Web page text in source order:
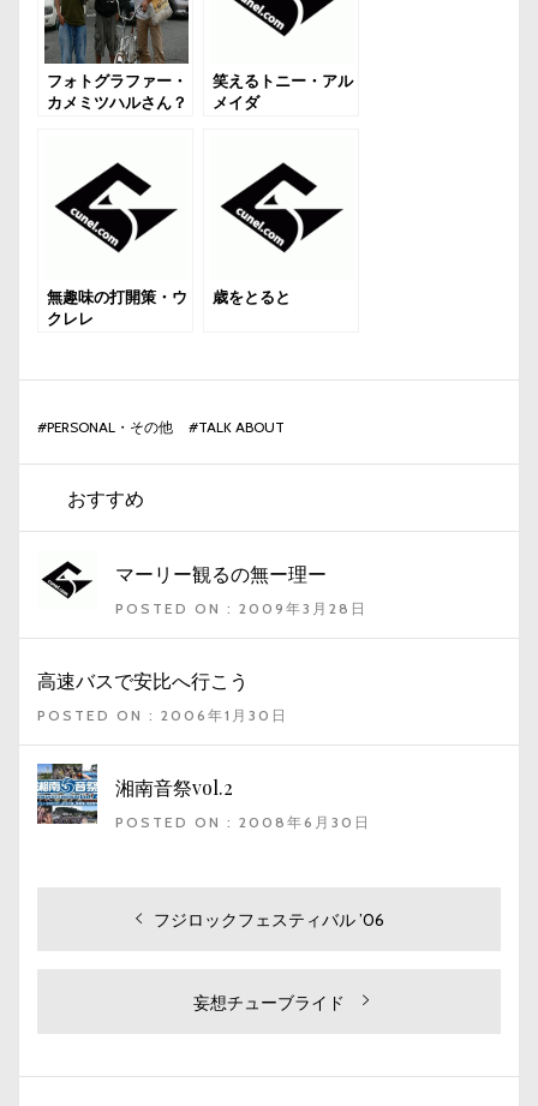
フォトグラファー・
カメミツハルさん？
笑えるトニー・アル
メイダ
無趣味の打開策・ウ
クレレ
歳をとると
#PERSONAL・その他 #TALK ABOUT
おすすめ
マーリー観るの無ー理ー
POSTED ON : 2009年3月28日
高速バスで安比へ行こう
POSTED ON : 2006年1月30日
湘南音祭vol.2
POSTED ON : 2008年6月30日
過
フジロックフェスティバル ’06
次
稿:
妄想チューブライド